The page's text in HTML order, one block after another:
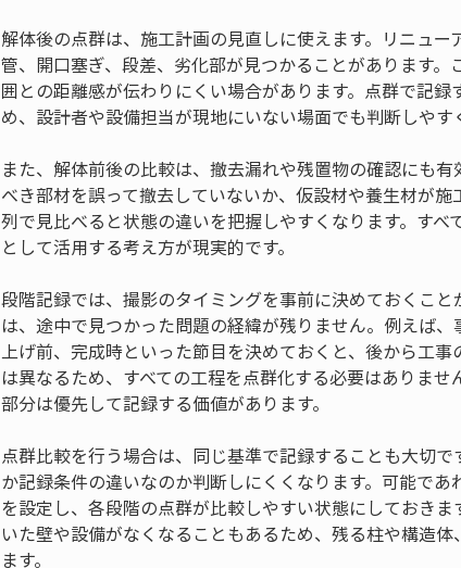
解体後の点群は、施工計画の見直しに使えます。リニュ
管、開口塞ぎ、段差、劣化部が見つかることがあります
囲との距離感が伝わりにくい場合があります。点群で記
め、設計者や設備担当が現地にいない場面でも判断しやす
また、解体前後の比較は、撤去漏れや残置物の確認にも
べき部材を誤って撤去していないか、仮設材や養生材が
列で見比べると状態の違いを把握しやすくなります。す
として活用する考え方が現実的です。
段階記録では、撮影のタイミングを事前に決めておくこ
は、途中で見つかった問題の経緯が残りません。例えば
上げ前、完成時といった節目を決めておくと、後から工
は異なるため、すべての工程を点群化する必要はありま
部分は優先して記録する価値があります。
点群比較を行う場合は、同じ基準で記録することも大切
か記録条件の違いなのか判断しにくくなります。可能で
を設定し、各段階の点群が比較しやすい状態にしておき
いた壁や設備がなくなることもあるため、残る柱や構造
ます。